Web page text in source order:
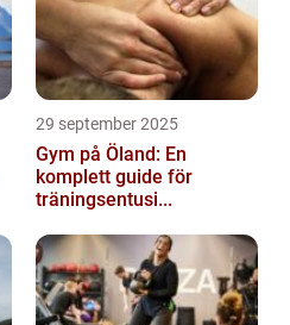
29 september 2025
Gym på Öland: En
komplett guide för
träningsentusi...